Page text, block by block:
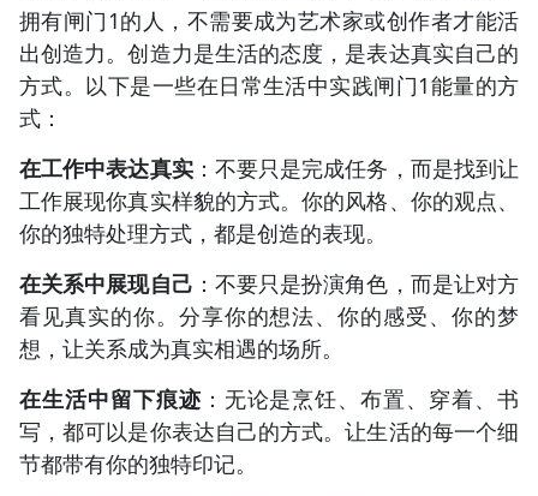
拥有闸门1的人，不需要成为艺术家或创作者才能活
出创造力。创造力是生活的态度，是表达真实自己的
方式。以下是一些在日常生活中实践闸门1能量的方
式：
在工作中表达真实：不要只是完成任务，而是找到让
工作展现你真实样貌的方式。你的风格、你的观点、
你的独特处理方式，都是创造的表现。
在关系中展现自己 ：不要只是扮演角色，而是让对方
看见真实的你。分享你的想法、你的感受、你的梦
想，让关系成为真实相遇的场所。
在生活中留下痕迹 ：无论是烹饪、布置、穿着、书
写，都可以是你表达自己的方式。让生活的每一个细
节都带有你的独特印记。